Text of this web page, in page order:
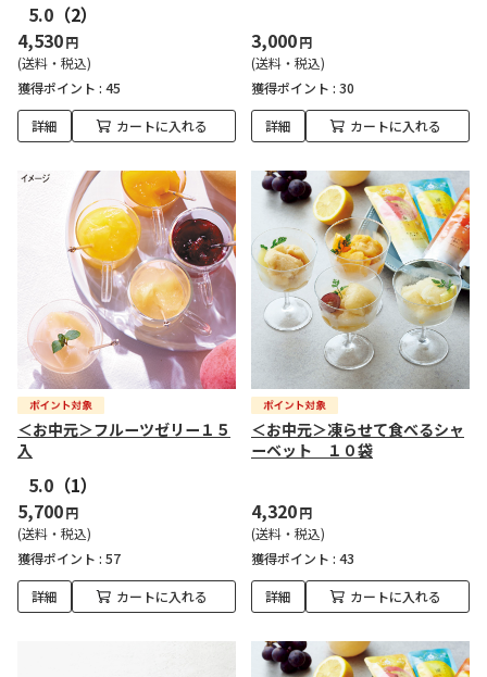
5.0 （2）
4,530円
(送料・税込)
獲得ポイント : 45
詳細 カートに入れる
3,000円
(送料・税込)
獲得ポイント : 30
詳細 カートに入れる
＜お中元＞フルーツゼリー１５
入
5.0 （1）
5,700円
(送料・税込)
獲得ポイント : 57
詳細 カートに入れる
＜お中元＞凍らせて食べるシャ
ーベット １０袋
4,320円
(送料・税込)
獲得ポイント : 43
詳細 カートに入れる